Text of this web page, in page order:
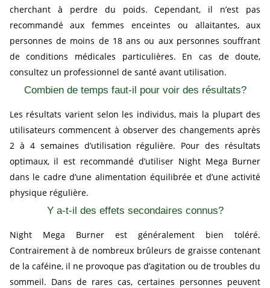
cherchant à perdre du poids. Cependant, il n’est pas
recommandé aux femmes enceintes ou allaitantes, aux
personnes de moins de 18 ans ou aux personnes souffrant
de conditions médicales particulières. En cas de doute,
consultez un professionnel de santé avant utilisation.
Combien de temps faut-il pour voir des résultats?
Les résultats varient selon les individus, mais la plupart des
utilisateurs commencent à observer des changements après
2 à 4 semaines d’utilisation régulière. Pour des résultats
optimaux, il est recommandé d’utiliser Night Mega Burner
dans le cadre d’une alimentation équilibrée et d’une activité
physique régulière.
Y a-t-il des effets secondaires connus?
Night Mega Burner est généralement bien toléré.
Contrairement à de nombreux brûleurs de graisse contenant
de la caféine, il ne provoque pas d’agitation ou de troubles du
sommeil. Dans de rares cas, certaines personnes peuvent